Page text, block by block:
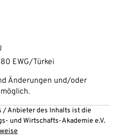
EWG/Türkei
Änderungen und/oder
/ Anbieter des Inhalts ist die
und Wirtschafts-Akademie e.V.